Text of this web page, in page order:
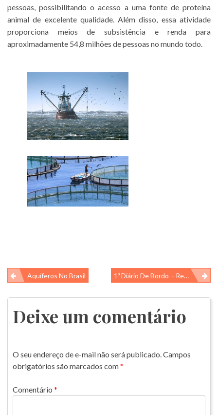
pessoas, possibilitando o acesso a uma fonte de proteína
animal de excelente qualidade. Além disso, essa atividade
proporciona meios de subsistência e renda para
aproximadamente 54,8 milhões de pessoas no mundo todo.
Navegação
de
Post
Aquíferos No Brasil 1º Diário De Bordo – Realização Da Microchipagem – 2016
Deixe um comentário
O seu endereço de e-mail não será publicado.Campos
obrigatórios são marcados com*
Comentário *